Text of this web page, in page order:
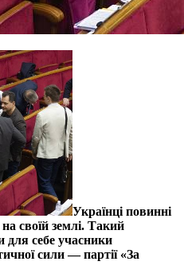
Українці повинні
своїй землі. Такий
для себе учасники
сили — партії «За